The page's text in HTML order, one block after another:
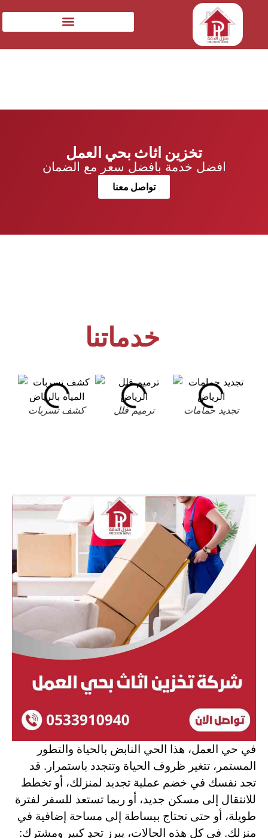
تخزين اثاث بحي العمل
افضل خدمة بافضل سعر مع الضمان
تواصل معنا
خدماتنا
كشف تسربات ترميم فلل تجديد حمامات
في حي العمل، هذا الحي النابض بالحياة والتطور
المستمر، تتغير ظروف الحياة وتتجدد باستمرار. قد
تجد نفسك في خضم عملية تجديد لمنزلك، أو تخطط
للانتقال إلى مسكن جديد، أو ربما تستعد للسفر لفترة
طويلة، أو حتى تحتاج ببساطة إلى مساحة إضافية في
منزلك. في كل هذه الحالات، يبرز تحدٍ كبير ومشترك: